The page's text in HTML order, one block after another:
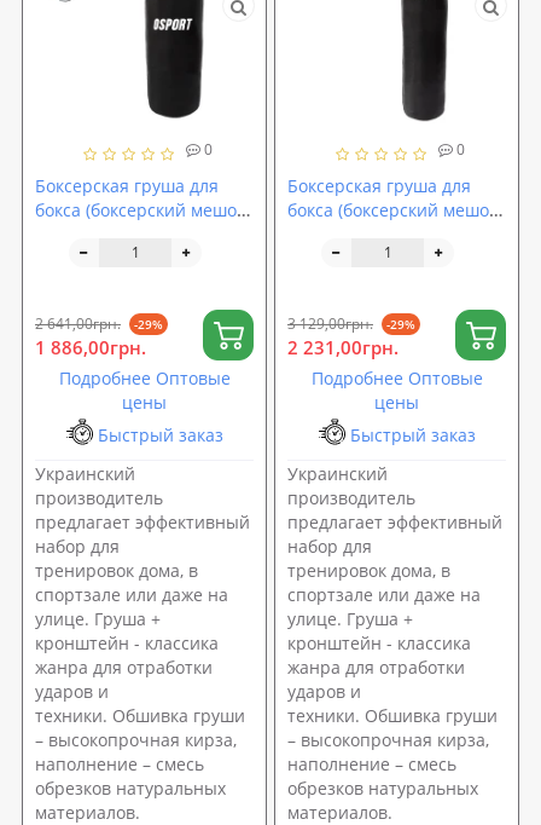
0
Боксерская груша для
бокса (боксерский мешок)
(крепление) OSPORT Set
2 641,00грн. -29%
1 886,00грн.
Подробнее Оптовые
цены
Быстрый заказ
Украинский
производитель
предлагает эффективный
набор для
тренировок дома, в
спортзале или даже на
улице. Груша +
кронштейн - классика
жанра для отработки
ударов и
техники. Обшивка груши
– высокопрочная кирза,
наполнение – смесь
обрезков натуральных
материалов.
0
Боксерская груша для
бокса (боксерский мешок)
(крепление) OSPORT Set
3 129,00грн. -29%
2 231,00грн.
Подробнее Оптовые
цены
Быстрый заказ
Украинский
производитель
предлагает эффективный
набор для
тренировок дома, в
спортзале или даже на
улице. Груша +
кронштейн - классика
жанра для отработки
ударов и
техники. Обшивка груши
– высокопрочная кирза,
наполнение – смесь
обрезков натуральных
материалов.